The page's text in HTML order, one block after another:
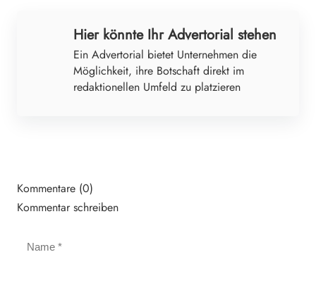
Hier könnte Ihr Advertorial stehen
Ein Advertorial bietet Unternehmen die
Möglichkeit, ihre Botschaft direkt im
redaktionellen Umfeld zu platzieren
Kommentare (0)
Kommentar schreiben